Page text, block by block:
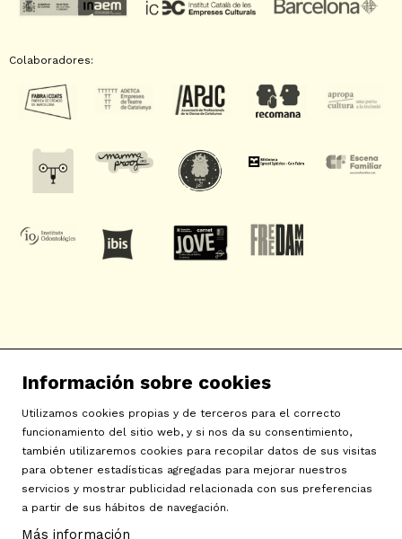
Colaboradores:
c/ Neopàtria, 54
08030 Barcelona
info@sat-teatre.cat | 933457930
Sitemap | Aviso Legal | Uso de Cookies | Contactar
Política de privacidad
| Declaración de accesibilidad
Información sobre cookies
Utilizamos cookies propias y de terceros para el correcto
funcionamiento del sitio web, y si nos da su consentimiento,
también utilizaremos cookies para recopilar datos de sus visitas
para obtener estadísticas agregadas para mejorar nuestros
servicios y mostrar publicidad relacionada con sus preferencias
a partir de sus hábitos de navegación.
Más información